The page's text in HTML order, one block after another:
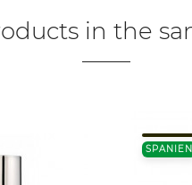
in the
SPANIEN